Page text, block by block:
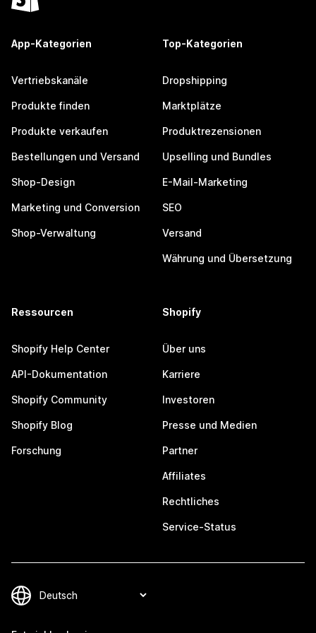
App-Kategorien
Vertriebskanäle
Produkte finden
Produkte verkaufen
Bestellungen und Versand
Shop-Design
Marketing und Conversion
Shop-Verwaltung
Top-Kategorien
Dropshipping
Marktplätze
Produktrezensionen
Upselling und Bundles
E-Mail-Marketing
SEO
Versand
Währung und Übersetzung
Ressourcen
Shopify Help Center
API-Dokumentation
Shopify Community
Shopify Blog
Forschung
Shopify
Über uns
Karriere
Investoren
Presse und Medien
Partner
Affiliates
Rechtliches
Service-Status